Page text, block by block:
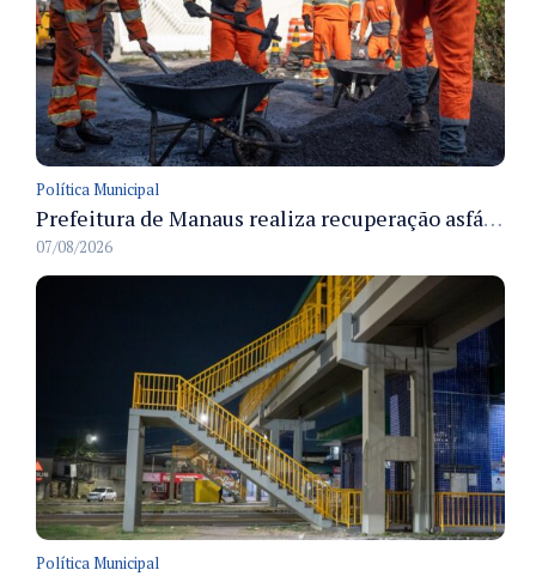
Política Municipal
Prefeitura de Manaus realiza recuperação asfáltica na rua Canário do Campo e amplia mobilidade na zona Norte
07/08/2026
Política Municipal